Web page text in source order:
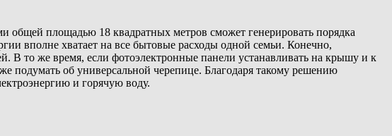
площадью 18 квадратных метров сможет генерировать порядка
вполне хватает на все бытовые расходы одной семьи. Конечно,
В то же время, если фотоэлектронные панели устанавливать на крышу и к
подумать об универсальной черепице. Благодаря такому решению
и горячую воду.